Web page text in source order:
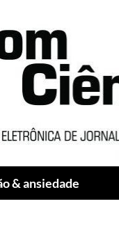
& ansiedade